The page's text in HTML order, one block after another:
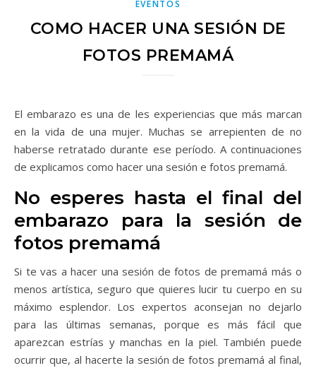
EVENTOS
COMO HACER UNA SESIÓN DE
FOTOS PREMAMÁ
El embarazo es una de les experiencias que más marcan
en la vida de una mujer. Muchas se arrepienten de no
haberse retratado durante ese período. A continuaciones
de explicamos como hacer una sesión e fotos premamá.
No esperes hasta el final del
embarazo para la sesión de
fotos premamá
Si te vas a hacer una sesión de fotos de premamá más o
menos artística, seguro que quieres lucir tu cuerpo en su
máximo esplendor. Los expertos aconsejan no dejarlo
para las últimas semanas, porque es más fácil que
aparezcan estrías y manchas en la piel. También puede
ocurrir que, al hacerte la sesión de fotos premamá al final,